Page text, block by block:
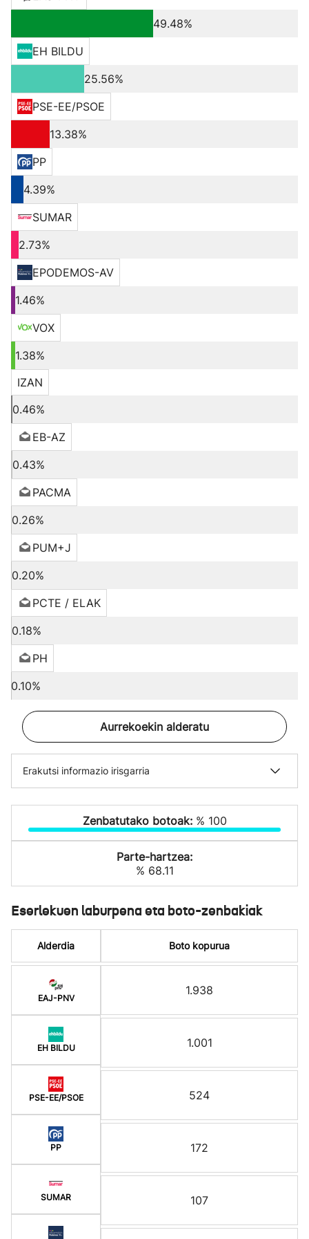
49.48%
EH BILDU
25.56%
PSE-EE/PSOE
13.38%
PP
4.39%
SUMAR
2.73%
EPODEMOS-AV
1.46%
VOX
1.38%
IZAN
0.46%
EB-AZ
0.43%
PACMA
0.26%
PUM+J
0.20%
PCTE / ELAK
0.18%
PH
0.10%
Aurrekoekin alderatu
Erakutsi informazio irisgarria
Zenbatutako botoak: % 100
Parte-hartzea:
% 68.11
Eserlekuen laburpena eta boto-zenbakiak
Alderdia
EAJ-PNV
EH BILDU
PSE-EE/PSOE
PP
SUMAR
Boto kopurua
1.938
1.001
524
172
107